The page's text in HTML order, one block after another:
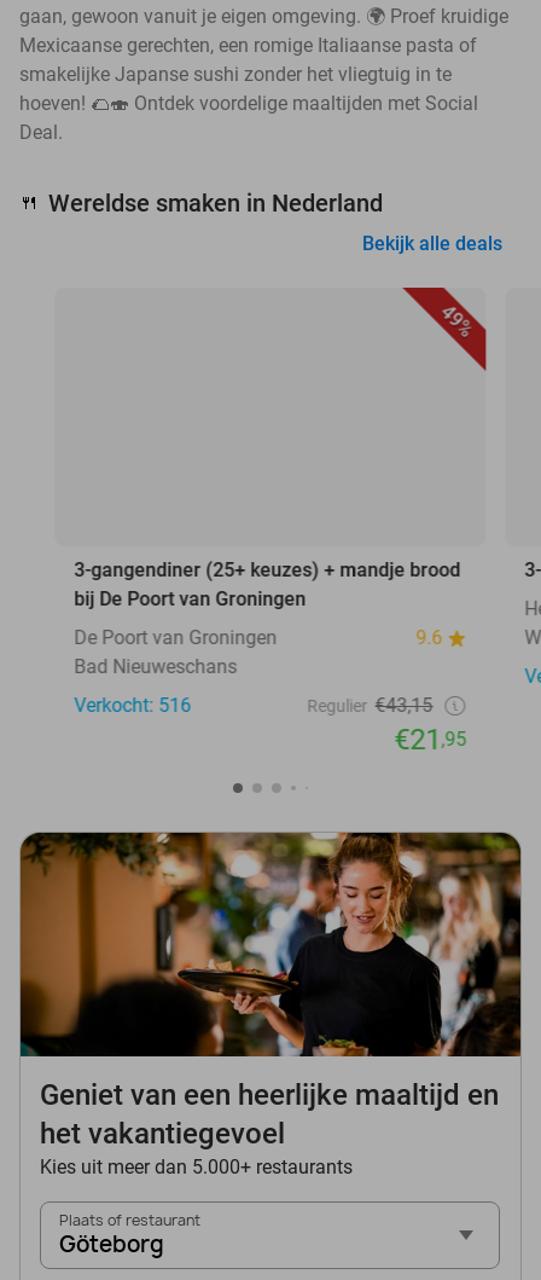
gaan, gewoon vanuit je eigen omgeving. 🌍 Proef kruidige
Mexicaanse gerechten, een romige Italiaanse pasta of
smakelijke Japanse sushi zonder het vliegtuig in te
hoeven! 🌮🍣 Ontdek voordelige maaltijden met Social
Deal.
🍴 Wereldse smaken in Nederland
Bekijk alle deals
49%
3-gangendiner (25+ keuzes) + mandje brood
bij De Poort van Groningen
De Poort van Groningen
9.6
Bad Nieuweschans
Verkocht: 516
Regulier €43,15
€21,95
Geniet van een heerlijke maaltijd en
het vakantiegevoel
Kies uit meer dan 5.000+ restaurants
Plaats of restaurant
Göteborg